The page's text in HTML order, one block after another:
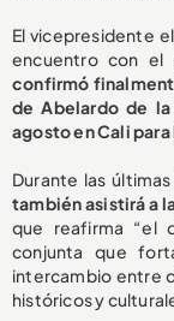
El vicepresidente
encuentro con el
confirmó
de Abelardo de
agosto en Cali
Durante las
también asistirá a
que reafirma “el
conjunta que
intercambio entre
históricos y